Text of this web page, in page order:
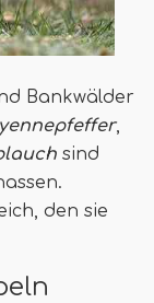
Bankwälder
,
sind
den sie